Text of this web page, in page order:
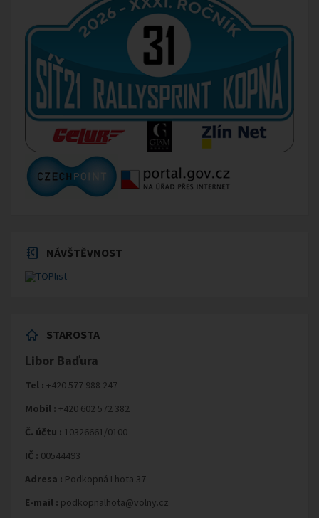
NÁVŠTĚVNOST
STAROSTA
Libor Baďura
Tel : +420 577 988 247
Mobil : +420 602 572 382
Č. účtu : 10326661/0100
IČ : 00544493
Adresa : Podkopná Lhota 37
E-mail : podkopnalhota@volny.cz